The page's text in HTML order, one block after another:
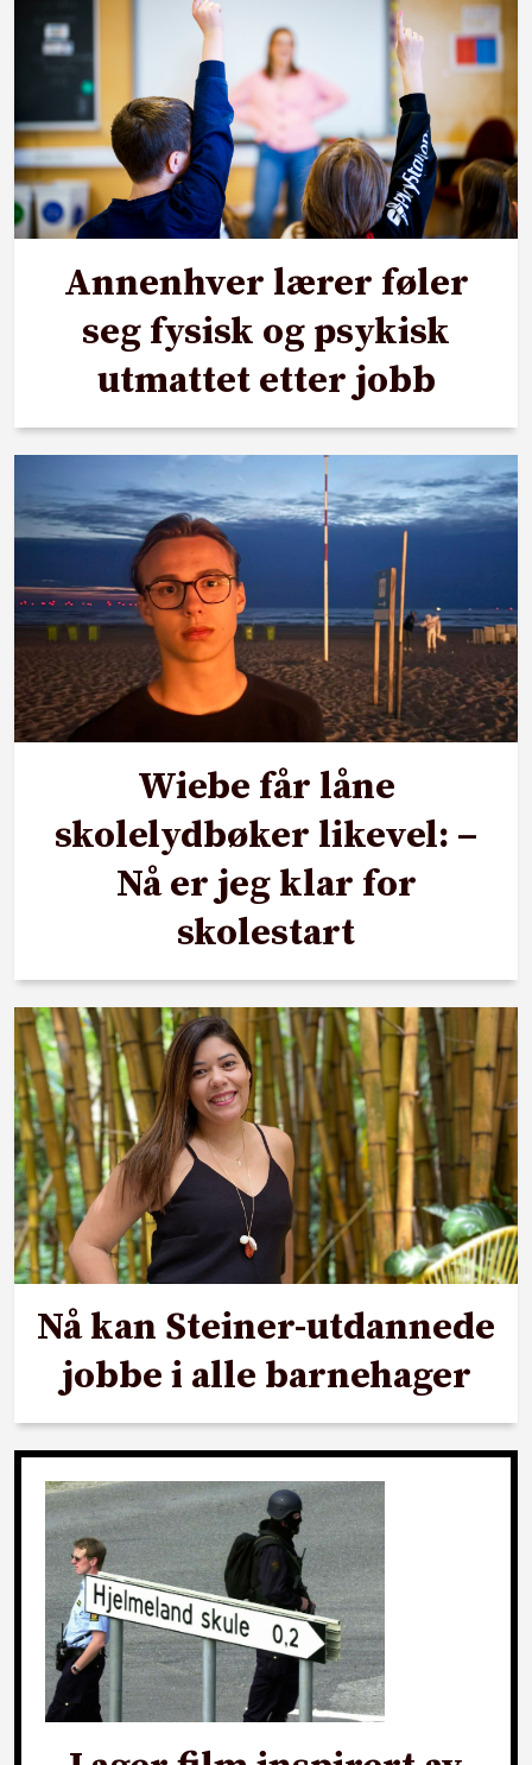
Annenhver lærer føler
seg fysisk og psykisk
utmattet etter jobb
Wiebe får låne
skolelydbøker likevel: –
Nå er jeg klar for
skolestart
Nå kan Steiner-utdannede
jobbe i alle barnehager